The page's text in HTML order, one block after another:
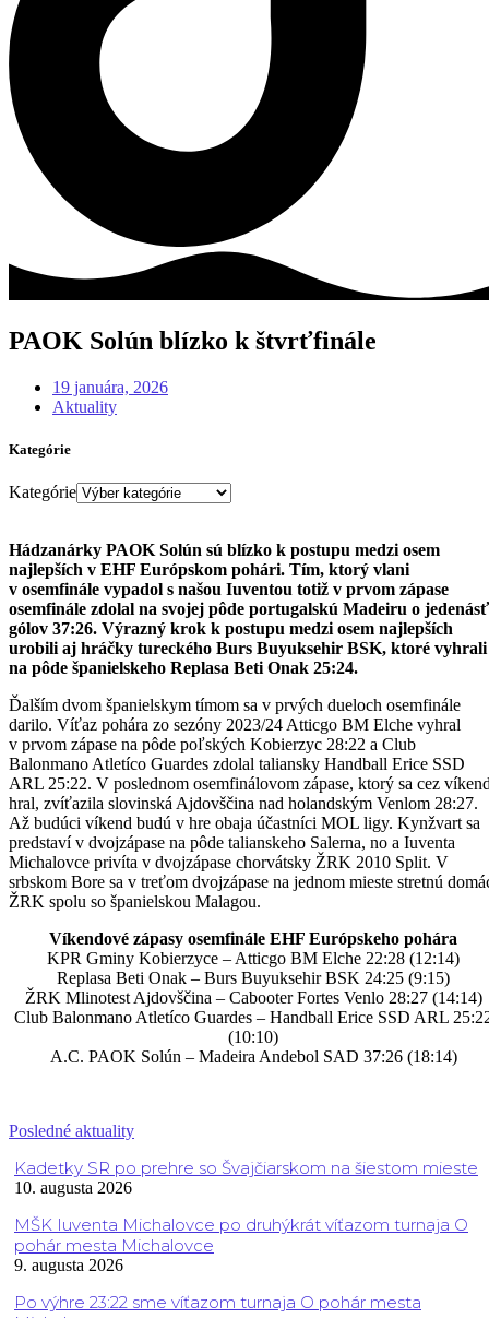
PAOK Solún blízko k štvrťfinále
19 januára, 2026
Aktuality
Kategórie
Kategórie
Hádzanárky PAOK Solún sú blízko k postupu medzi osem
najlepších v EHF Európskom pohári. Tím, ktorý vlani
v osemfinále vypadol s našou Iuventou totiž v prvom zápase
osemfinále zdolal na svojej pôde portugalskú Madeiru o jedenásť
gólov 37:26. Výrazný krok k postupu medzi osem najlepších
urobili aj hráčky tureckého Burs Buyuksehir BSK, ktoré vyhrali
na pôde španielskeho Replasa Beti Onak 25:24.
Ďalším dvom španielskym tímom sa v prvých dueloch osemfinále
darilo. Víťaz pohára zo sezóny 2023/24 Atticgo BM Elche vyhral
v prvom zápase na pôde poľských Kobierzyc 28:22 a Club
Balonmano Atletíco Guardes zdolal taliansky Handball Erice SSD
ARL 25:22. V poslednom osemfinálovom zápase, ktorý sa cez
hral, zvíťazila slovinská Ajdovščina nad holandským Venlom 28:27.
Až budúci víkend budú v hre obaja účastníci MOL ligy. Kynžvart sa
predstaví v dvojzápase na pôde talianskeho Salerna, no a Iuventa
Michalovce privíta v dvojzápase chorvátsky ŽRK 2010 Split. V
srbskom Bore sa v treťom dvojzápase na jednom mieste stretnú
ŽRK spolu so španielskou Malagou.
Víkendové zápasy osemfinále EHF Európskeho pohára
KPR Gminy Kobierzyce – Atticgo BM Elche 22:28 (12:14)
Replasa Beti Onak – Burs Buyuksehir BSK 24:25 (9:15)
ŽRK Mlinotest Ajdovščina – Cabooter Fortes Venlo 28:27 (14:14)
Club Balonmano Atletíco Guardes – Handball Erice SSD ARL
(10:10)
A.C. PAOK Solún – Madeira Andebol SAD 37:26 (18:14)
Posledné aktuality
Kadetky SR po prehre so Švajčiarskom na šiestom mieste
10. augusta 2026
MŠK Iuventa Michalovce po druhýkrát víťazom turnaja O
pohár mesta Michalovce
9. augusta 2026
Po výhre 23:22 sme víťazom turnaja O pohár mesta